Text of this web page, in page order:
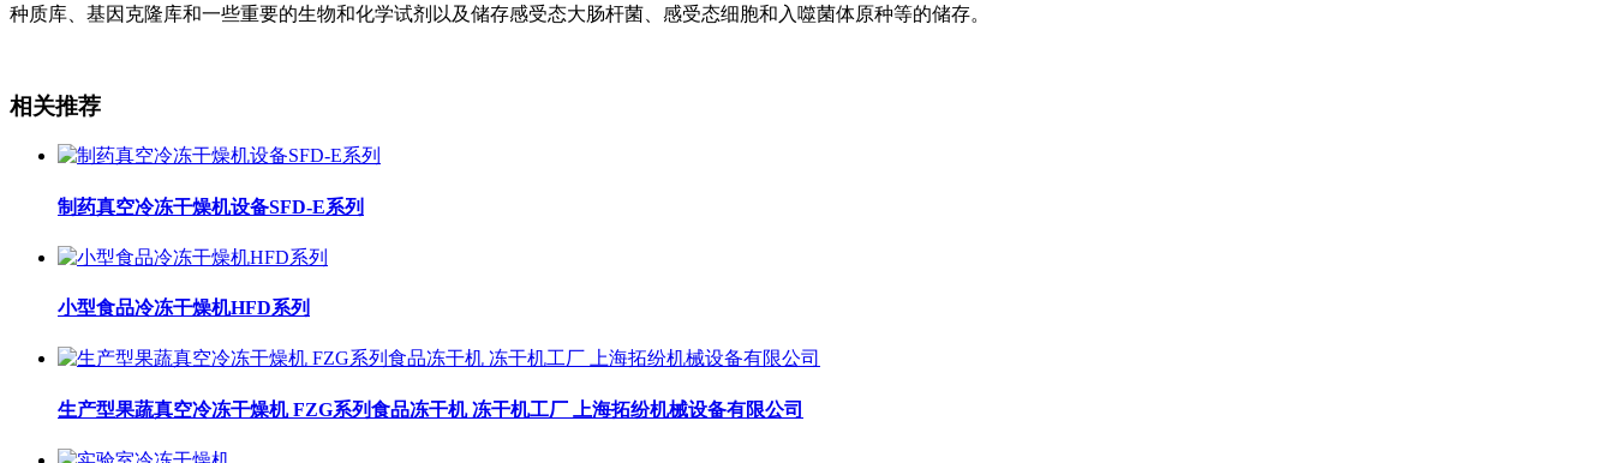
种质库、基因克隆库和一些重要的生物和化学试剂以及储存感受态大肠杆菌、感受态细胞和入噬菌体原种等的储存。
相关推荐
制药真空冷冻干燥机设备SFD-E系列
小型食品冷冻干燥机HFD系列
生产型果蔬真空冷冻干燥机 FZG系列食品冻干机 冻干机工厂 上海拓纷机械设备有限公司